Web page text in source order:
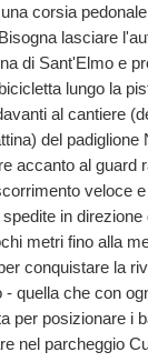
corsia
lasciare
di Sant'Elmo e
lungo la
al cantiere
del padiglione
accanto al guard
veloce
in direzione
metri fino alla
conquistare la
- quella che con
per posizionare i
nel parcheggio